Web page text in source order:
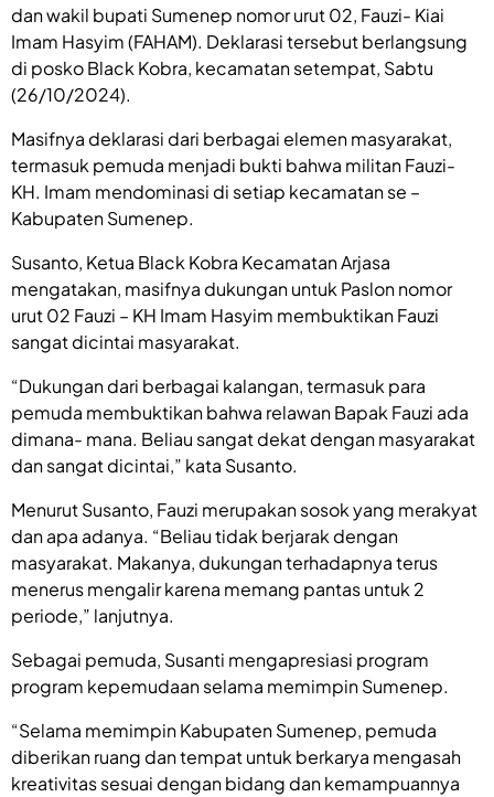
dan wakil bupati Sumenep nomor urut 02, Fauzi- Kiai
Imam Hasyim (FAHAM). Deklarasi tersebut berlangsung
di posko Black Kobra, kecamatan setempat, Sabtu
(26/10/2024).
Masifnya deklarasi dari berbagai elemen masyarakat,
termasuk pemuda menjadi bukti bahwa militan Fauzi-
KH. Imam mendominasi di setiap kecamatan se –
Kabupaten Sumenep.
Susanto, Ketua Black Kobra Kecamatan Arjasa
mengatakan, masifnya dukungan untuk Paslon nomor
urut 02 Fauzi – KH Imam Hasyim membuktikan Fauzi
sangat dicintai masyarakat.
“Dukungan dari berbagai kalangan, termasuk para
pemuda membuktikan bahwa relawan Bapak Fauzi ada
dimana- mana. Beliau sangat dekat dengan masyarakat
dan sangat dicintai,” kata Susanto.
Menurut Susanto, Fauzi merupakan sosok yang merakyat
dan apa adanya. “Beliau tidak berjarak dengan
masyarakat. Makanya, dukungan terhadapnya terus
menerus mengalir karena memang pantas untuk 2
periode,” lanjutnya.
Sebagai pemuda, Susanti mengapresiasi program
program kepemudaan selama memimpin Sumenep.
“Selama memimpin Kabupaten Sumenep, pemuda
diberikan ruang dan tempat untuk berkarya mengasah
kreativitas sesuai dengan bidang dan kemampuannya